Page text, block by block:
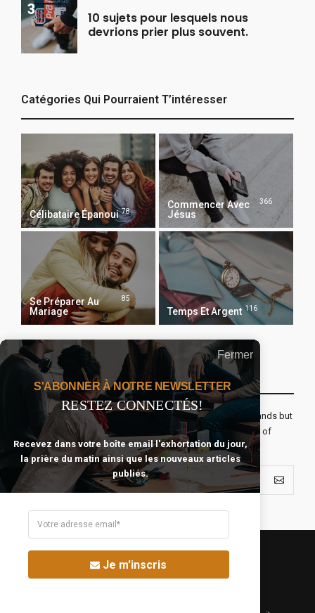
10 sujets pour lesquels nous
devrions prier plus souvent.
Catégories Qui Pourraient T’intéresser
Célibataire Épanoui 78
Commencer Avec
Jésus
366
Se Préparer Au
Mariage
85
Temps Et Argent 116
Recevoir Notre Newsletter Chaque Matin
The real voyage of discovery consists not in seeking new lands but
seeing with new eyes. All journeys have secret destinations of
which the traveler is unaware.
Fermer
S'ABONNER À NOTRE NEWSLETTER
RESTEZ CONNECTÉS!
Recevez dans votre boîte email l'exhortation du jour,
la prière du matin ainsi que les nouveaux articles
publiés.
Je m'inscris